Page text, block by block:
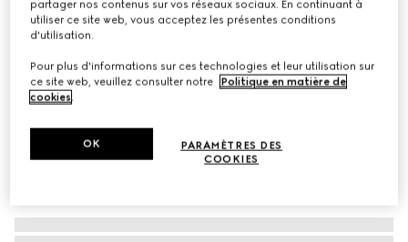
partager nos contenus sur vos réseaux sociaux. En continuant à
utiliser ce site web, vous acceptez les présentes conditions
d'utilisation.
Pour plus d'informations sur ces technologies et leur utilisation sur
ce site web, veuillez consulter notre
Politique en matière de
cookies.
PARAMÈTRES DES
COOKIES
OK